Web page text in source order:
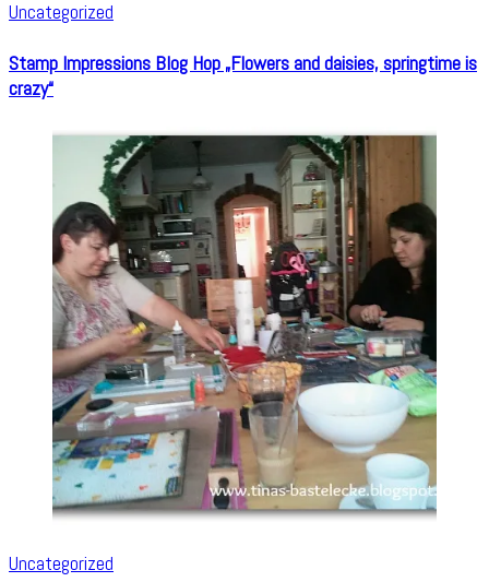
Uncategorized
Stamp Impressions Blog Hop „Flowers and daisies, springtime is
crazy“
Uncategorized